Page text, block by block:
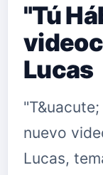
"Tú
Lucas
nuevo
Lucas,